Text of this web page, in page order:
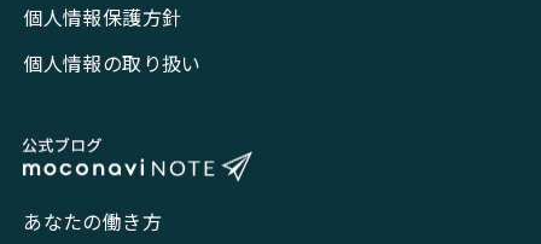
個人情報保護方針
個人情報の取り扱い
あなたの働き方